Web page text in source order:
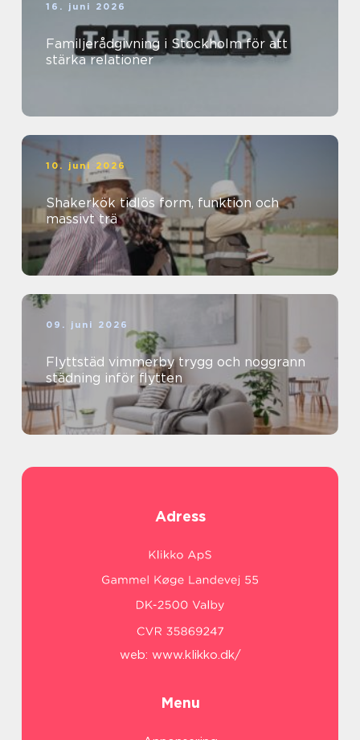
16. juni 2026
Familjerådgivning i Stockholm för att
stärka relationer
10. juni 2026
Shakerkök tidlös form, funktion och
massivt trä
09. juni 2026
Flyttstäd vimmerby trygg och noggrann
städning inför flytten
Adress
web: www.klikko.dk/
Menu